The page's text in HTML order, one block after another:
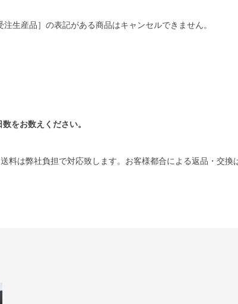
生産品］の表記がある商品はキャンセルできません。
をお数えください。
は弊社負担で対応致します。お客様都合による返品・交換